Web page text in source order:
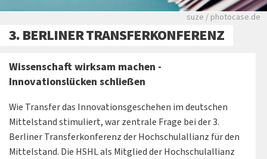
Viele Zeitungen.
suze / photocase.de
3. BERLINER TRANSFERKONFERENZ
Wissenschaft wirksam machen -
Innovationslücken schließen
Wie Transfer das Innovationsgeschehen im deutschen
Mittelstand stimuliert, war zentrale Frage bei der 3.
Berliner Transferkonferenz der Hochschulallianz für den
Mittelstand. Die HSHL als Mitglied der Hochschulallianz